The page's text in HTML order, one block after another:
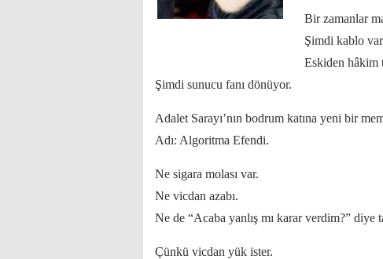
Bir zamanlar
Şimdi kablo
Eskiden hâkim
Şimdi sunucu fanı dönüyor.
Adalet Sarayı’nın bodrum katına yeni bir
Adı: Algoritma Efendi.
Ne sigara molası var.
Ne vicdan azabı.
Ne de “Acaba yanlış mı karar verdim?” diye
Çünkü vicdan yük ister.